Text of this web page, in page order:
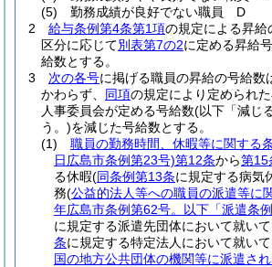
(5)
勤務成績が良好でない職員 D
2
給与条例第4条第1項の規定による昇給
区分に応じて別表第7の2に定める昇給
給数とする。
3
次の各号に掲げる職員の昇給の号給数
かわらず、 同項の規定により定められ
人事委員会が定める号給数(以下「減じ
う。)を減じた号給数とする。
(1)
職員の勤務時間、休暇等に関する
日広島市条例第23号)第12条から第15
る休暇(同条例第13条に規定する病気
務(公益的法人等への職員の派遣等に
年広島市条例第62号。以下「派遣条
に規定する派遣先団体において就い
条に規定する特定法人において就い
国の地方公共団体の機関等に派遣さ